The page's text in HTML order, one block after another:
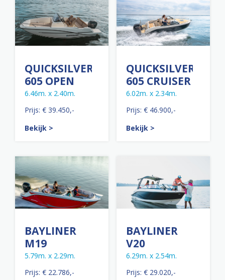
QUICKSILVER
605 OPEN
6.46m. x 2.40m.
Prijs: € 39.450,-
Bekijk >
QUICKSILVER
605 CRUISER
6.02m. x 2.34m.
Prijs: € 46.900,-
Bekijk >
BAYLINER
M19
5.79m. x 2.29m.
Prijs: € 22.786,-
BAYLINER
V20
6.29m. x 2.54m.
Prijs: € 29.020,-